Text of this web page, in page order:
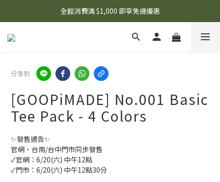
🌟 想知道現在有什麼優惠嗎？ 點擊查看最新優惠！
全館消費滿 $1,000 即享免運優惠
🌟 想知道現在有什麼優惠嗎？ 點擊查看最新優惠！
分享到
[GOOPiMADE] No.001 Basic
Tee Pack - 4 Colors
✨發售通告✨
官網、台南/台中門市同步發售
✓官網：6/20(六) 中午12點
✓門市：6/20(六) 中午12點30分